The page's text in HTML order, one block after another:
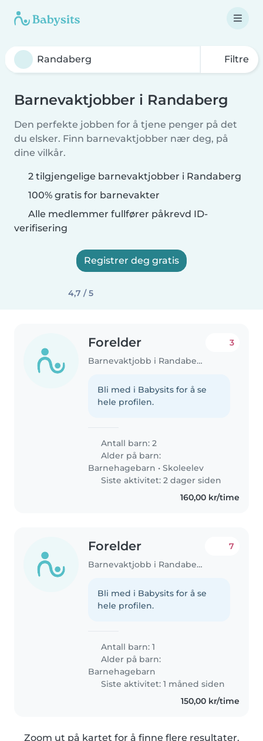
Filtre
Barnevaktjobber i Randaberg
Den perfekte jobben for å tjene penger på det
du elsker. Finn barnevaktjobber nær deg, på
dine vilkår.
2 tilgjengelige barnevaktjobber i Randaberg
100% gratis for barnevakter
Alle medlemmer fullfører påkrevd ID-
verifisering
Registrer deg gratis
4,7 / 5
Forelder
Barnevaktjobb i Randaberg
3
Bli med i Babysits for å se
hele profilen.
Antall barn: 2
Alder på barn:
Barnehagebarn •Skoleelev
Siste aktivitet: 2 dager siden
160,00 kr/time
Forelder
Barnevaktjobb i Randaberg
7
Bli med i Babysits for å se
hele profilen.
Antall barn: 1
Alder på barn:
Barnehagebarn
Siste aktivitet: 1 måned siden
150,00 kr/time
Zoom ut på kartet for å finne flere resultater.